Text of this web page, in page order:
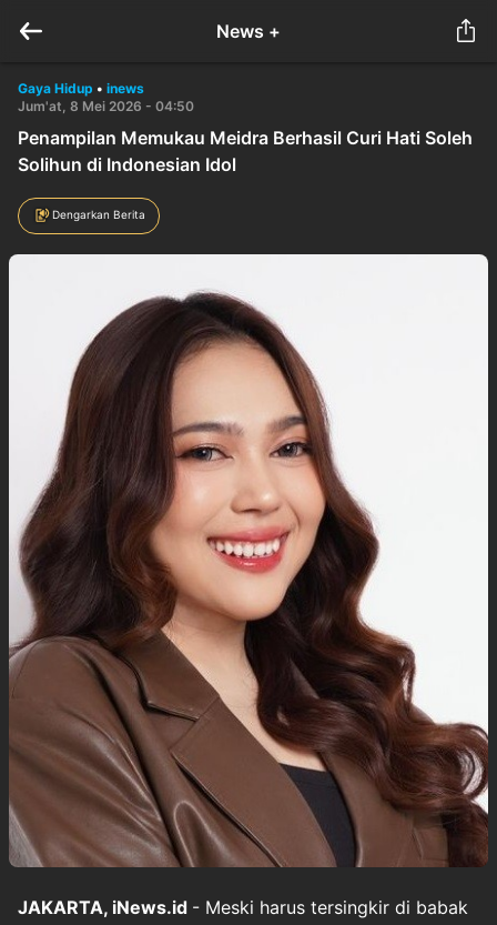
News +
Gaya Hidup • inews
Jum'at, 8 Mei 2026 - 04:50
Penampilan Memukau Meidra Berhasil Curi Hati Soleh
Solihun di Indonesian Idol
Dengarkan Berita
JAKARTA, iNews.id - Meski harus tersingkir di babak